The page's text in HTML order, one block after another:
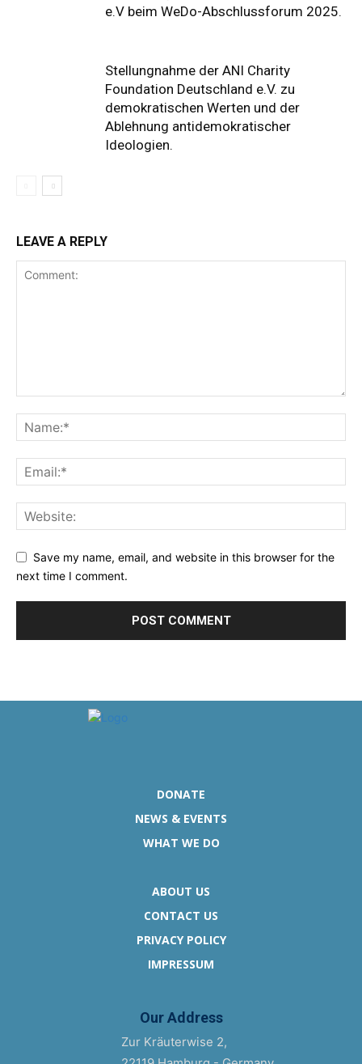
e.V beim WeDo-Abschlussforum 2025.
Stellungnahme der ANI Charity
Foundation Deutschland e.V. zu
demokratischen Werten und der
Ablehnung antidemokratischer
Ideologien.
LEAVE A REPLY
Save my name, email, and website in this browser for the
next time I comment.
DONATE
NEWS & EVENTS
WHAT WE DO
ABOUT US
CONTACT US
PRIVACY POLICY
IMPRESSUM
Our Address
Zur Kräuterwise 2,